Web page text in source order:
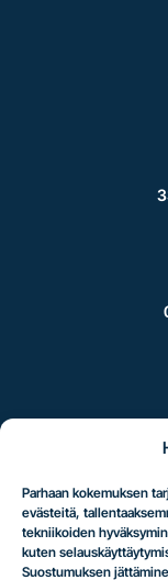
Parhaan kokemuksen
evästeitä,
tekniikoiden
kuten
Suostumuksen